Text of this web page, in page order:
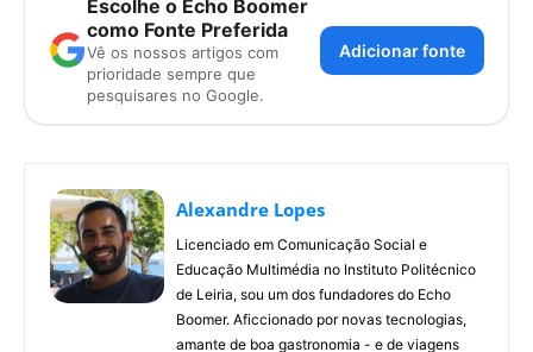
Escolhe o Echo Boomer
como Fonte Preferida
Vê os nossos artigos com
prioridade sempre que
pesquisares no Google.
Adicionar fonte
Alexandre Lopes
Licenciado em Comunicação Social e
Educação Multimédia no Instituto Politécnico
de Leiria, sou um dos fundadores do Echo
Boomer. Aficcionado por novas tecnologias,
amante de boa gastronomia - e de viagens